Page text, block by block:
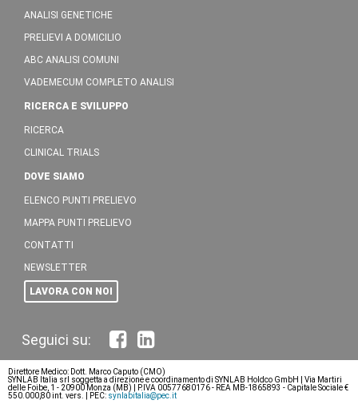
ANALISI GENETICHE
PRELIEVI A DOMICILIO
ABC ANALISI COMUNI
VADEMECUM COMPLETO ANALISI
RICERCA E SVILUPPO
RICERCA
CLINICAL TRIALS
DOVE SIAMO
ELENCO PUNTI PRELIEVO
MAPPA PUNTI PRELIEVO
CONTATTI
NEWSLETTER
LAVORA CON NOI
Direttore Medico: Dott. Marco Caputo (CMO)
SYNLAB Italia srl soggetta a direzione e coordinamento di SYNLAB Holdco GmbH | Via Martiri
delle Foibe, 1 - 20900 Monza (MB) | P.IVA 00577680176 - REA MB-1865893 - Capitale Sociale €
550.000,80 int. vers. | PEC: synlabitalia@pec.it